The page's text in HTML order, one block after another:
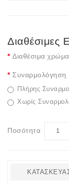
Διαθέσιμες
Διαθέσιμα
Συναρμολόγηση
Πλήρης
Χωρίς
Ποσότητα